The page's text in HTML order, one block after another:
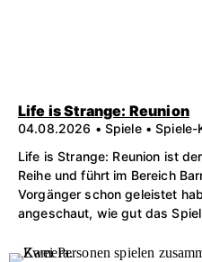
Life is Strange: Reunion
04.08.2026 • Spiele • Spiele-
Life is Strange: Reunion ist
Reihe und führt im Bereich
Vorgänger schon geleistet
angeschaut, wie gut das